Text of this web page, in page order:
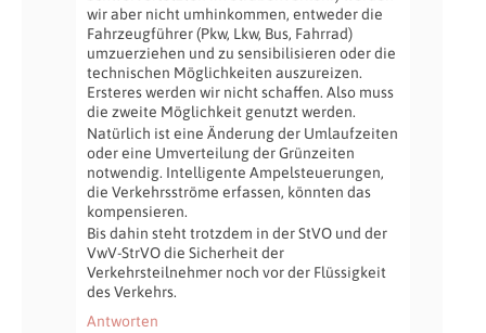
wir aber nicht umhinkommen, entweder die
Fahrzeugführer (Pkw, Lkw, Bus, Fahrrad)
umzuerziehen und zu sensibilisieren oder die
technischen Möglichkeiten auszureizen.
Ersteres werden wir nicht schaffen. Also muss
die zweite Möglichkeit genutzt werden.
Natürlich ist eine Änderung der Umlaufzeiten
oder eine Umverteilung der Grünzeiten
notwendig. Intelligente Ampelsteuerungen,
die Verkehrsströme erfassen, könnten das
kompensieren.
Bis dahin steht trotzdem in der StVO und der
VwV-StrVO die Sicherheit der
Verkehrsteilnehmer noch vor der Flüssigkeit
des Verkehrs.
Antworten